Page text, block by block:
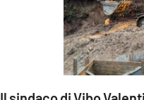
LACPLAY.IT
LACONAIR.IT